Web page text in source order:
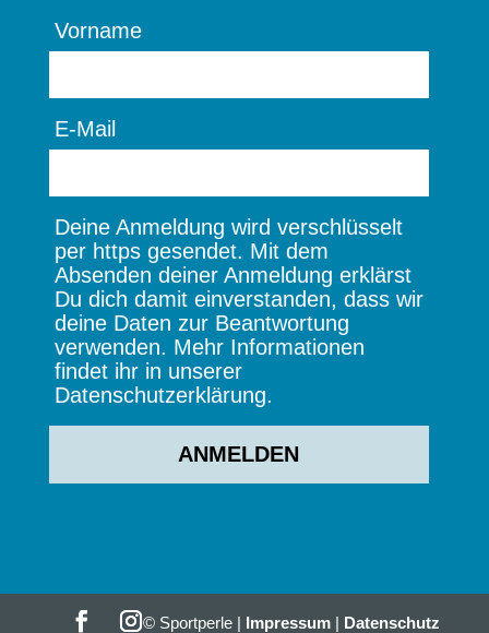
Vorname
E-Mail
Deine Anmeldung wird verschlüsselt
per https gesendet. Mit dem
Absenden deiner Anmeldung erklärst
Du dich damit einverstanden, dass wir
deine Daten zur Beantwortung
verwenden. Mehr Informationen
findet ihr in unserer
Datenschutzerklärung.
© Sportperle | Impressum | Datenschutz